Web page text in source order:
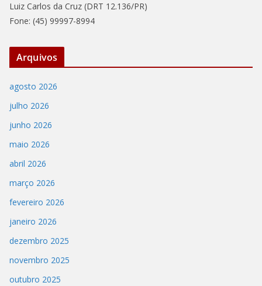
Luiz Carlos da Cruz (DRT 12.136/PR)
Fone: (45) 99997-8994
Arquivos
agosto 2026
julho 2026
junho 2026
maio 2026
abril 2026
março 2026
fevereiro 2026
janeiro 2026
dezembro 2025
novembro 2025
outubro 2025